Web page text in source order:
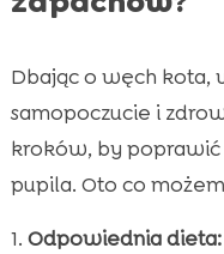
Dbając o węch kota,
samopoczucie i
kroków, by poprawić
pupila. Oto co
Odpowiednia dieta: